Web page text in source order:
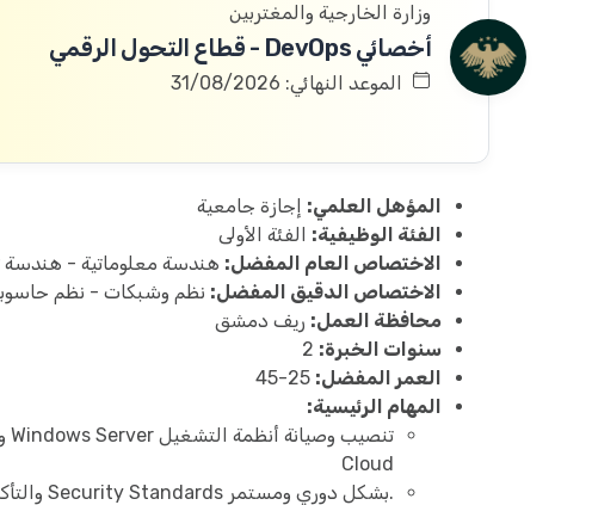
وزارة الخارجية والمغتربين
أخصائي DevOps - قطاع التحول الرقمي
الموعد النهائي: 31/08/2026
المؤهل العلمي: إجازة جامعية
الفئة الوظيفية: الفئة الأولى
الاختصاص العام المفضل: هندسة معلوماتية - هندسة
الاختصاص الدقيق المفضل: نظم وشبكات - نظم
محافظة العمل: ريف دمشق
سنوات الخبرة:
العمر المفضل:
المهام الرئيسية:
Cloud